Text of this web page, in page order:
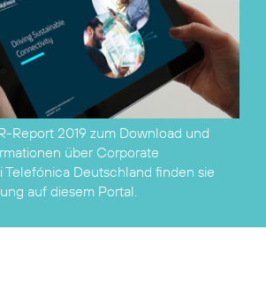
Report 2019 zum Download und
über Corporate
Telefónica Deutschland finden sie
auf diesem Portal.